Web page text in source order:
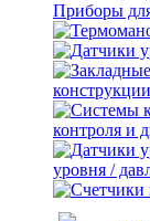
Приборы
контроля и
уровня /